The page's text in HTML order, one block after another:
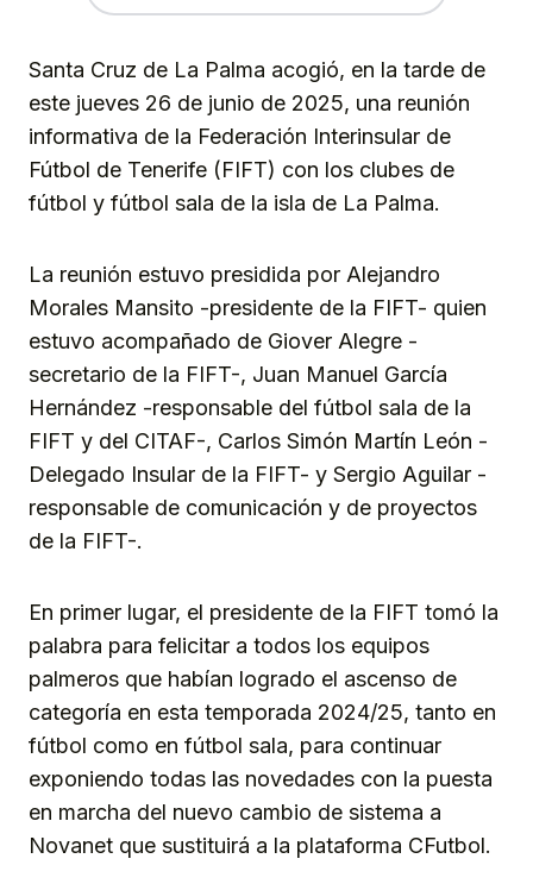
Santa Cruz de La Palma acogió, en la tarde de
este jueves 26 de junio de 2025, una reunión
informativa de la Federación Interinsular de
Fútbol de Tenerife (FIFT) con los clubes de
fútbol y fútbol sala de la isla de La Palma.
La reunión estuvo presidida por Alejandro
Morales Mansito -presidente de la FIFT- quien
estuvo acompañado de Giover Alegre -
secretario de la FIFT-, Juan Manuel García
Hernández -responsable del fútbol sala de la
FIFT y del CITAF-, Carlos Simón Martín León -
Delegado Insular de la FIFT- y Sergio Aguilar -
responsable de comunicación y de proyectos
de la FIFT-.
En primer lugar, el presidente de la FIFT tomó la
palabra para felicitar a todos los equipos
palmeros que habían logrado el ascenso de
categoría en esta temporada 2024/25, tanto en
fútbol como en fútbol sala, para continuar
exponiendo todas las novedades con la puesta
en marcha del nuevo cambio de sistema a
Novanet que sustituirá a la plataforma CFutbol.